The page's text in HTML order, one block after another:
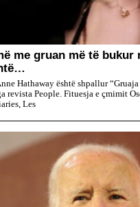
me gruan më të bukur
Hathaway është shpallur
revista People. Fituesja e çmimit
Les